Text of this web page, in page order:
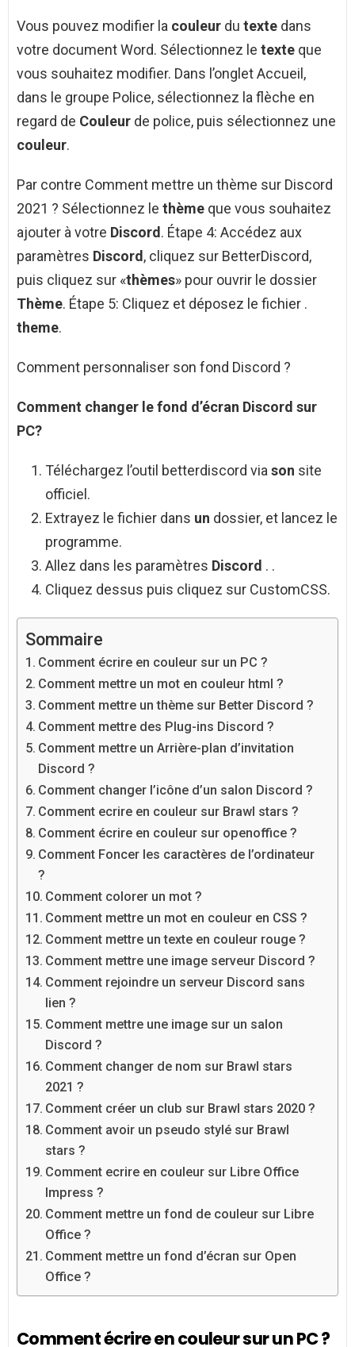
Vous pouvez modifier la couleur du texte dans
votre document Word. Sélectionnez le texte que
vous souhaitez modifier. Dans l’onglet Accueil,
dans le groupe Police, sélectionnez la flèche en
regard de Couleur de police, puis sélectionnez une
couleur.
Par contre Comment mettre un thème sur Discord
2021 ? Sélectionnez le thème que vous souhaitez
ajouter à votre Discord. Étape 4: Accédez aux
paramètres Discord, cliquez sur BetterDiscord,
puis cliquez sur «thèmes» pour ouvrir le dossier
Thème. Étape 5: Cliquez et déposez le fichier .
theme.
Comment personnaliser son fond Discord ?
Comment changer lefond d’écran Discord sur
PC?
Téléchargez l’outil betterdiscord via son site
officiel.
Extrayez le fichier dans un dossier, et lancez le
programme.
Allez dans les paramètres Discord . .
Cliquez dessus puis cliquez sur CustomCSS.
Sommaire
Comment écrire en couleur sur un PC ?
Comment mettre un mot en couleur html ?
Comment mettre un thème sur Better Discord ?
Comment mettre des Plug-ins Discord ?
Comment mettre un Arrière-plan d’invitation
Discord ?
Comment changer l’icône d’un salon Discord ?
Comment ecrire en couleur sur Brawl stars ?
Comment écrire en couleur sur openoffice ?
Comment Foncer les caractères de l’ordinateur
?
Comment colorer un mot ?
Comment mettre un mot en couleur en CSS ?
Comment mettre un texte en couleur rouge ?
Comment mettre une image serveur Discord ?
Comment rejoindre un serveur Discord sans
lien ?
Comment mettre une image sur un salon
Discord ?
Comment changer de nom sur Brawl stars
2021 ?
Comment créer un club sur Brawl stars 2020 ?
Comment avoir un pseudo stylé sur Brawl
stars ?
Comment ecrire en couleur sur Libre Office
Impress ?
Comment mettre un fond de couleur sur Libre
Office ?
Comment mettre un fond d’écran sur Open
Office ?
Comment écrire en couleur sur un PC ?